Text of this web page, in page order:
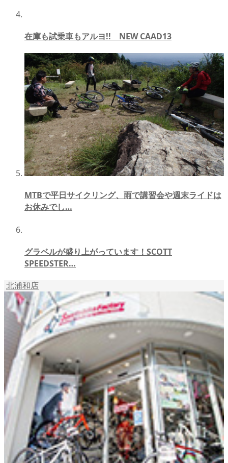
在庫も試乗車もアルヨ!! NEW CAAD13
MTBで平日サイクリング、雨で講習会や週末ライドは
お休みでし…
グラベルが盛り上がっています！SCOTT
SPEEDSTER…
北浦和店